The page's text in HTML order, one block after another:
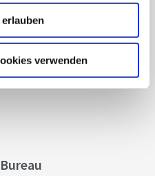
verwenden